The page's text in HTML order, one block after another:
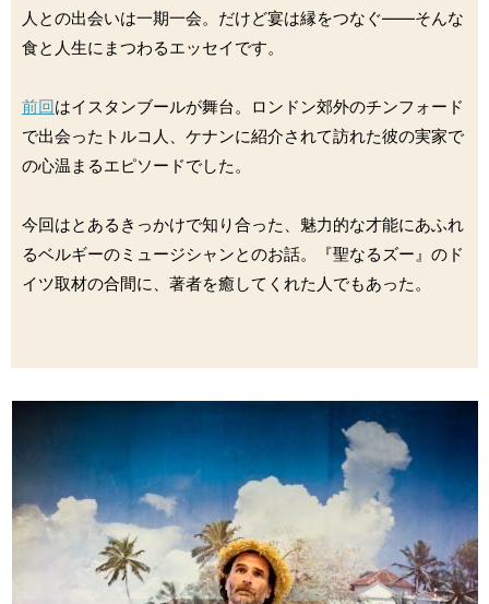
人との出会いは一期一会。だけど宴は縁をつなぐ――そんな
食と人生にまつわるエッセイです。
前回はイスタンブールが舞台。ロンドン郊外のチンフォード
で出会ったトルコ人、ケナンに紹介されて訪れた彼の実家で
の心温まるエピソードでした。
今回はとあるきっかけで知り合った、魅力的な才能にあふれ
るベルギーのミュージシャンとのお話。『聖なるズー』のド
イツ取材の合間に、著者を癒してくれた人でもあった。